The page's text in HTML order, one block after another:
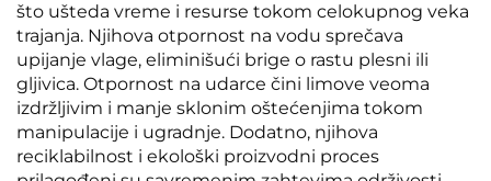
što ušteda vreme i resurse tokom celokupnog veka
trajanja. Njihova otpornost na vodu sprečava
upijanje vlage, eliminišući brige o rastu plesni ili
gljivica. Otpornost na udarce čini limove veoma
izdržljivim i manje sklonim oštećenjima tokom
manipulacije i ugradnje. Dodatno, njihova
reciklabilnost i ekološki proizvodni proces